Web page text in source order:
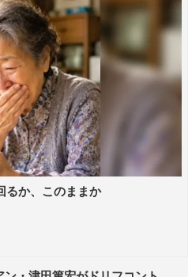
るか、このままか